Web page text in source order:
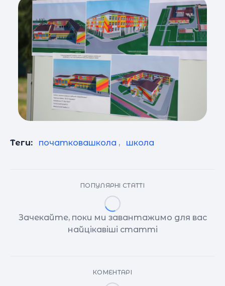
Теги: початковашкола , школа
ПОПУЛЯРНІ СТАТТІ
Зачекайте, поки ми завантажимо для вас
найцікавіші статті
КОМЕНТАРІ